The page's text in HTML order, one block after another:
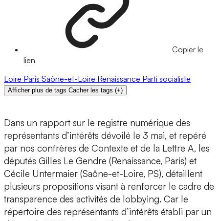
Copier le
lien
Loire Paris Saône-et-Loire Renaissance Parti socialiste
Afficher plus de tags Cacher les tags (+)
Dans un rapport sur le registre numérique des
représentants d’intérêts dévoilé le 3 mai, et repéré
par nos confrères de Contexte et de la Lettre A, les
députés Gilles Le Gendre (Renaissance, Paris) et
Cécile Untermaier (Saône-et-Loire, PS), détaillent
plusieurs propositions visant à renforcer le cadre de
transparence des activités de lobbying. Car le
répertoire des représentants d’intérêts établi par un